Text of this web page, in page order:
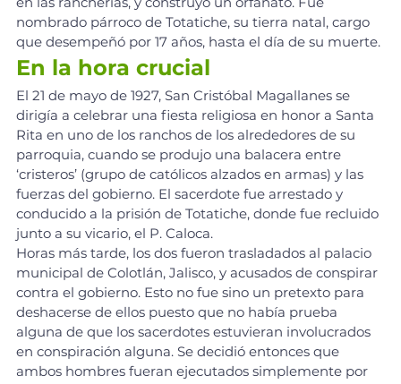
nombrado párroco de Totatiche, su tierra natal, cargo
que desempeñó por 17 años, hasta el día de su muerte.
En la hora crucial
El 21 de mayo de 1927, San Cristóbal Magallanes se
dirigía a celebrar una fiesta religiosa en honor a Santa
Rita en uno de los ranchos de los alrededores de su
parroquia, cuando se produjo una balacera entre
‘cristeros’ (grupo de católicos alzados en armas) y las
fuerzas del gobierno. El sacerdote fue arrestado y
conducido a la prisión de Totatiche, donde fue recluido
junto a su vicario, el P. Caloca.
Horas más tarde, los dos fueron trasladados al palacio
municipal de Colotlán, Jalisco, y acusados de conspirar
contra el gobierno. Esto no fue sino un pretexto para
deshacerse de ellos puesto que no había prueba
alguna de que los sacerdotes estuvieran involucrados
en conspiración alguna. Se decidió entonces que
ambos hombres fueran ejecutados simplemente por